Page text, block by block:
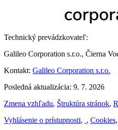
Technický prevádzkovateľ:
Galileo Corporation s.r.o., Čierna
Kontakt: Galileo Corporation s.r.o.
Posledná aktualizácia: 9. 7. 2026
Zmena vzhľadu, Štruktúra stránok,
Vyhlásenie o prístupnosti, , Cookies,